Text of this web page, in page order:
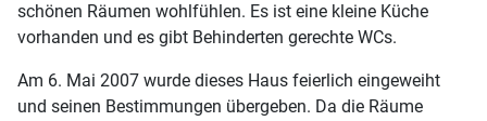
schönen Räumen wohlfühlen. Es ist eine kleine Küche
vorhanden und es gibt Behinderten gerechte WCs.
Am 6. Mai 2007 wurde dieses Haus feierlich eingeweiht
und seinen Bestimmungen übergeben. Da die Räume